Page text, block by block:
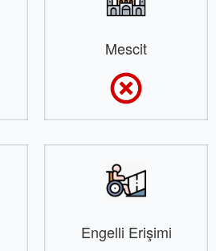
Mescit
Engelli Erişimi